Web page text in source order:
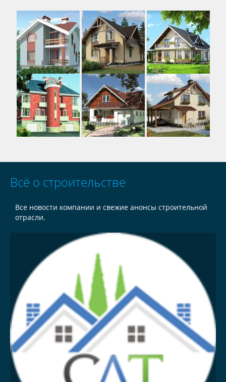
Всё о строительстве
Все новости компании и свежие анонсы строительной
отрасли.